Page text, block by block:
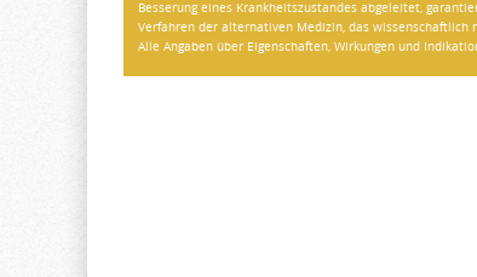
Besserung eines Krankheitszustandes abgeleitet,
Verfahren der alternativen Medizin, das wissenschaftlich
Alle Angaben über Eigenschaften, Wirkungen und